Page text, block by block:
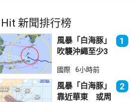
新聞排行榜
風暴「白海豚」
吹襲沖繩至少3
取消
1
國際 6小時前
風暴「白海豚」
靠近華東 或周
2